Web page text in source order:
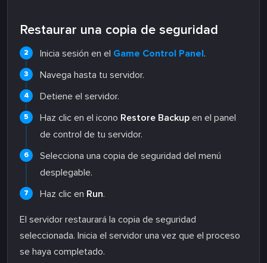
Restaurar una copia de seguridad
Inicia sesión en el Game Control Panel.
Navega hasta tu servidor.
Detiene el servidor.
Haz clic en el icono Restore Backup en el panel
de control de tu servidor.
Selecciona una copia de seguridad del menú
desplegable.
Haz clic en Run.
El servidor restaurará la copia de seguridad
seleccionada. Inicia el servidor una vez que el proceso
se haya completado.